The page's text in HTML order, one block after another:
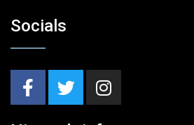
Socials